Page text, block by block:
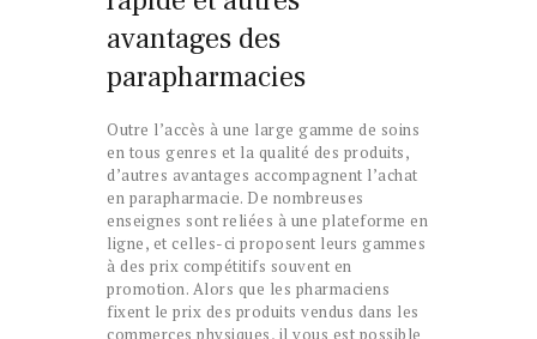
avantages des
parapharmacies
Outre l’accès à une large gamme de soins
en tous genres et la qualité des produits,
d’autres avantages accompagnent l’achat
en parapharmacie. De nombreuses
enseignes sont reliées à une plateforme en
ligne, et celles-ci proposent leurs gammes
à des prix compétitifs souvent en
promotion. Alors que les pharmaciens
fixent le prix des produits vendus dans les
commerces physiques, il vous est possible